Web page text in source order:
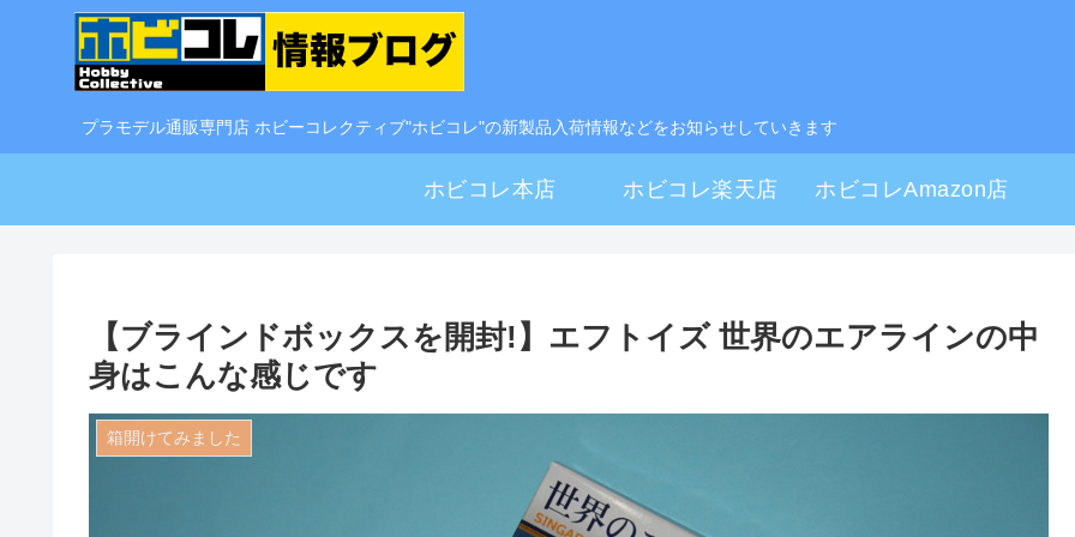
プラモデル通販専門店 ホビーコレクティブ"ホビコレ"の新製品入荷情報などをお知らせしていきます
ホビコレ本店 ホビコレ楽天店 ホビコレAmazon店
【ブラインドボックスを開封!】エフトイズ 世界のエアラインの中
身はこんな感じです
箱開けてみました